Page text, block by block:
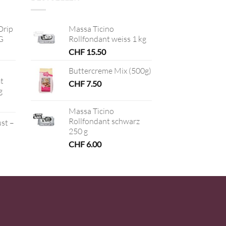
–
Massa Ticino
Rollfondant weiss 1 kg
CHF15.50
Buttercreme Mix (500g)
CHF7.50
Massa Ticino
Rollfondant schwarz
250 g
CHF6.00